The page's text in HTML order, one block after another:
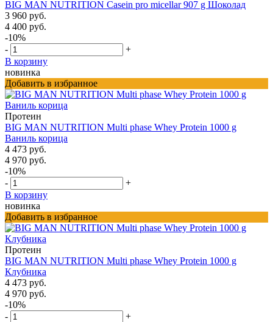
BIG MAN NUTRITION Casein pro micellar 907 g Шоколад
3 960 руб.
4 400 руб.
-10%
-
+
В корзину
новинка
Добавить в избранное
Протеин
BIG MAN NUTRITION Multi phase Whey Protein 1000 g
Ваниль корица
4 473 руб.
4 970 руб.
-10%
-
+
В корзину
новинка
Добавить в избранное
Протеин
BIG MAN NUTRITION Multi phase Whey Protein 1000 g
Клубника
4 473 руб.
4 970 руб.
-10%
-
+